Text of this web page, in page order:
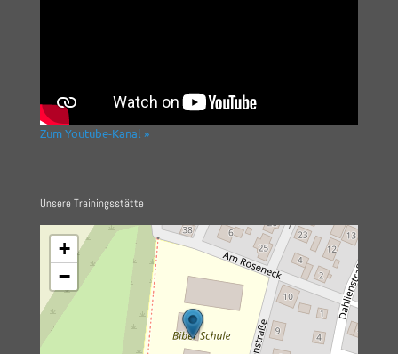
Zum Youtube-Kanal »
Unsere Trainingsstätte
+
−